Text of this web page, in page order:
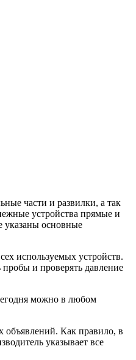
части и развилки, а так
устройства прямые и
указаны основные
используемых устройств.
и проверять давление
можно в любом
объявлений. Как правило, в
указывает все